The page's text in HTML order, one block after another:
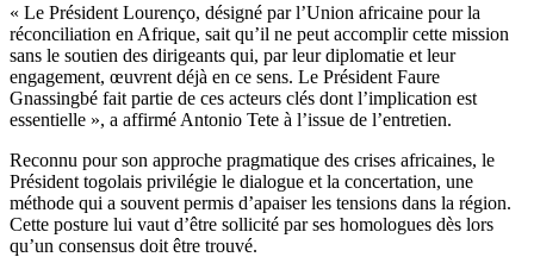
« Le Président Lourenço, désigné par l’Union africaine pour la
réconciliation en Afrique, sait qu’il ne peut accomplir cette mission
sans le soutien des dirigeants qui, par leur diplomatie et leur
engagement, œuvrent déjà en ce sens. Le Président Faure
Gnassingbé fait partie de ces acteurs clés dont l’implication est
essentielle », a affirmé Antonio Tete à l’issue de l’entretien.
Reconnu pour son approche pragmatique des crises africaines, le
Président togolais privilégie le dialogue et la concertation, une
méthode qui a souvent permis d’apaiser les tensions dans la région.
Cette posture lui vaut d’être sollicité par ses homologues dès lors
qu’un consensus doit être trouvé.